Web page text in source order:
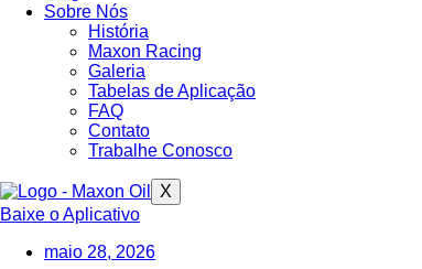
Sobre Nós
História
Maxon Racing
Galeria
Tabelas de Aplicação
FAQ
Contato
Trabalhe Conosco
X
Baixe o Aplicativo
maio 28, 2026